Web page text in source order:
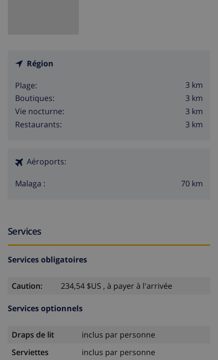
Région
Plage:
3 km
Boutiques:
3 km
Vie nocturne:
3 km
Restaurants:
3 km
Aéroports:
Malaga : 70 km
Services
Services obligatoires
Caution: 234,54 $US , à payer à l'arrivée
Services optionnels
Draps de lit
inclus par personne
Serviettes
inclus par personne